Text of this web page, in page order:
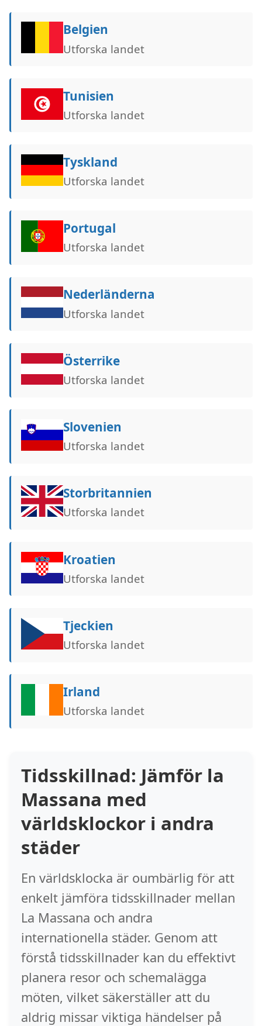
Belgien
Utforska landet
Tunisien
Utforska landet
Tyskland
Utforska landet
Portugal
Utforska landet
Nederländerna
Utforska landet
Österrike
Utforska landet
Slovenien
Utforska landet
Storbritannien
Utforska landet
Kroatien
Utforska landet
Tjeckien
Utforska landet
Irland
Utforska landet
Tidsskillnad: Jämför la
Massana med
världsklockor i andra
städer
En världsklocka är oumbärlig för att
enkelt jämföra tidsskillnader mellan
La Massana och andra
internationella städer. Genom att
förstå tidsskillnader kan du effektivt
planera resor och schemalägga
möten, vilket säkerställer att du
aldrig missar viktiga händelser på